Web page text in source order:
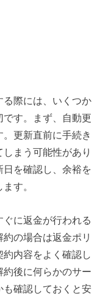
る際には、いくつか
す。まず、自動更
更新直前に手続き
まう可能性があり
日を確認し、余裕を
す。
に返金が行われる
の場合は返金ポリ
内容をよく確認し
後に何らかのサー
も確認しておくと安